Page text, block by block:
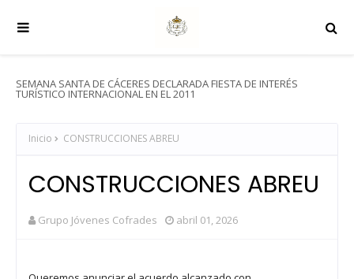
SEMANA SANTA DE CÁCERES DECLARADA FIESTA DE INTERÉS
TURÍSTICO INTERNACIONAL EN EL 2011
Inicio CONSTRUCCIONES ABREU
CONSTRUCCIONES ABREU
Grupo Jóvenes Cofrades abril 01, 2026